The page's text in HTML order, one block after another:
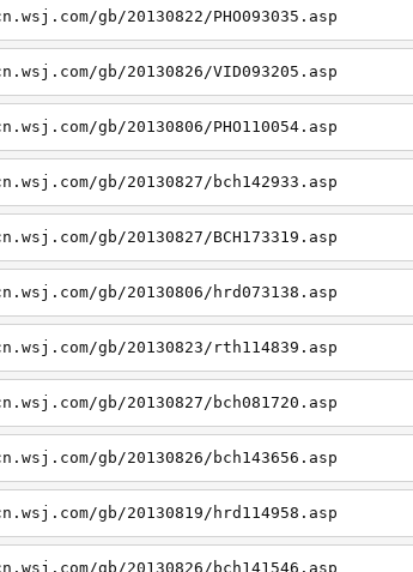
gb/20130822/PHO093035.asp
gb/20130826/VID093205.asp
gb/20130806/PHO110054.asp
gb/20130827/bch142933.asp
gb/20130827/BCH173319.asp
gb/20130806/hrd073138.asp
gb/20130823/rth114839.asp
gb/20130827/bch081720.asp
gb/20130826/bch143656.asp
gb/20130819/hrd114958.asp
gb/20130826/bch141546.asp